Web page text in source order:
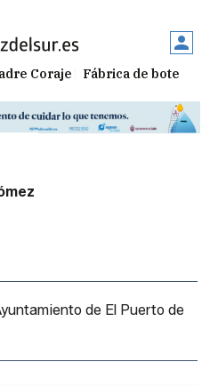
Coraje Fábrica de botellas
de El Puerto de